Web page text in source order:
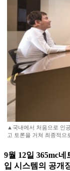
▲국내에서 처음으로 인
고 토론을 거쳐 최종적으
9월 12일 365mc
입 시스템의 공개